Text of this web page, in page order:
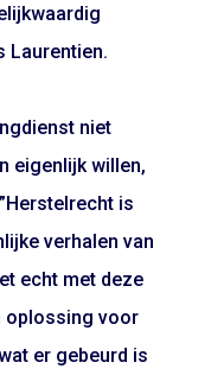
Laurentien.
niet
eigenlijk willen,
is
verhalen van
echt met deze
oplossing voor
er gebeurd is